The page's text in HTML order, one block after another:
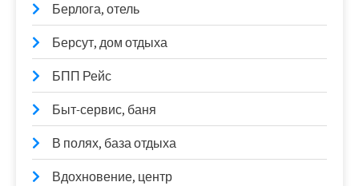
Берлога, отель
Берсут, дом отдыха
БПП Рейс
Быт-сервис, баня
В полях, база отдыха
Вдохновение, центр